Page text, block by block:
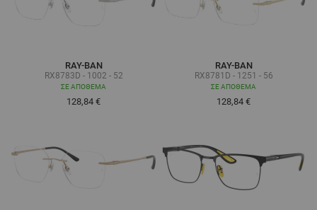
RAY-BAN
RX8783D - 1002 - 52
ΣΕ ΑΠΌΘΕΜΑ
128,84 €
RAY-BAN
RX8781D - 1251 - 56
ΣΕ ΑΠΌΘΕΜΑ
128,84 €